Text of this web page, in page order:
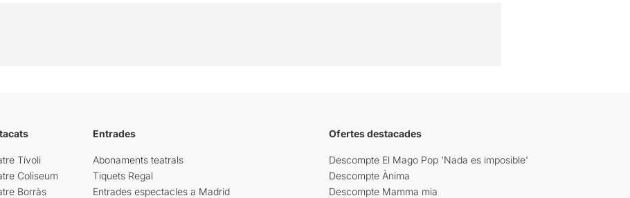
Tívoli
Coliseum
Borràs
Entrades
Abonaments teatrals
Tiquets Regal
Entrades espectacles a Madrid
Ofertes destacades
Descompte El Mago Pop 'Nada es imposible'
Descompte Ànima
Descompte Mamma mia